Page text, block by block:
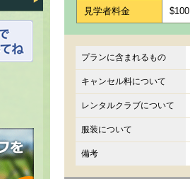
見学者料金 $100
プランに含まれるもの
キャンセル料について
レンタルクラブについて
服装について
備考